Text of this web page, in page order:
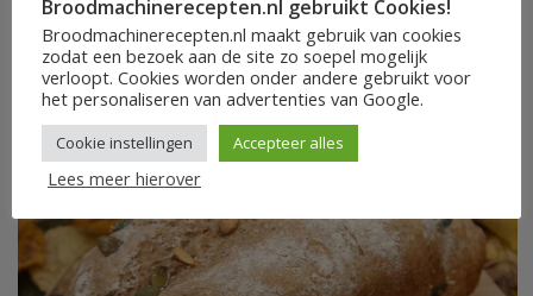
Zonnebloembrood op basis van broodmix van Lidl
Broodmachinerecepten.nl gebruikt Cookies!
Broodmachinerecepten.nl maakt gebruik van cookies
zodat een bezoek aan de site zo soepel mogelijk
verloopt. Cookies worden onder andere gebruikt voor
het personaliseren van advertenties van Google.
Cookie instellingen Accepteer alles
Lees meer hierover